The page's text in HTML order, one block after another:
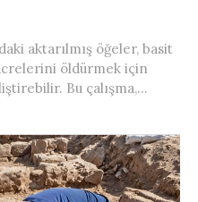
aktarılmış öğeler, basit
öldürmek için
Bu çalışma,...